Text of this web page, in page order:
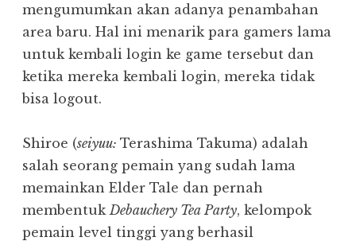
mengumumkan akan adanya penambahan
area baru. Hal ini menarik para gamers lama
untuk kembali login ke game tersebut dan
ketika mereka kembali login, mereka tidak
bisa logout.
Shiroe (seiyuu: Terashima Takuma) adalah
salah seorang pemain yang sudah lama
memainkan Elder Tale dan pernah
membentuk Debauchery Tea Party, kelompok
pemain level tinggi yang berhasil